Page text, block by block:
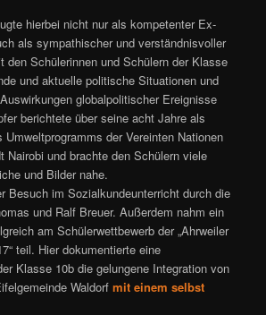
hierbei nicht nur als kompetenter Ex-
als sympathischer und verständnisvoller
den Schülerinnen und Schülern der Klasse
und aktuelle politische Situationen und
globalpolitischer Ereignisse
berichtete über seine acht Jahre als
der Vereinten Nationen
Nairobi und brachte den Schülern viele
und Bilder nahe.
Besuch im Sozialkundeunterricht durch die
und Ralf Breuer. Außerdem nahm ein
am Schülerwettbewerb der „Ahrweiler
teil. Hier dokumentierte eine
Klasse 10b die gelungene Integration von
Waldorfmit einem selbst